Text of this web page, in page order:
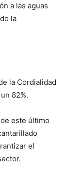
a las aguas
la
la Cordialidad
82%.
este último
el